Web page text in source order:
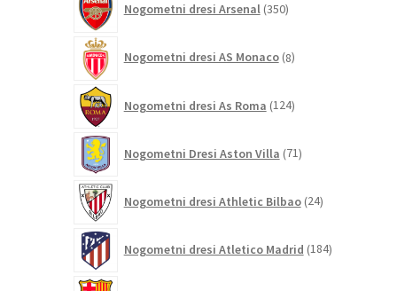
Nogometni dresi Arsenal 350izdelkov
Nogometni dresi AS Monaco 8izdelkov
Nogometni dresi As Roma 124izdelkov
Nogometni Dresi Aston Villa 71izdelkov
Nogometni dresi Athletic Bilbao 24izdelkov
Nogometni dresi Atletico Madrid 184izdelkov